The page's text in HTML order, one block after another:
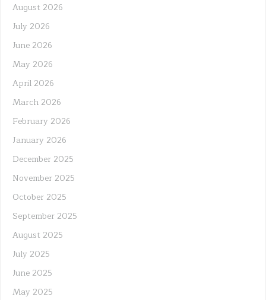
August 2026
July 2026
June 2026
May 2026
April 2026
March 2026
February 2026
January 2026
December 2025
November 2025
October 2025
September 2025
August 2025
July 2025
June 2025
May 2025